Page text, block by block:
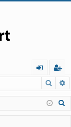
д
г
ис
тр